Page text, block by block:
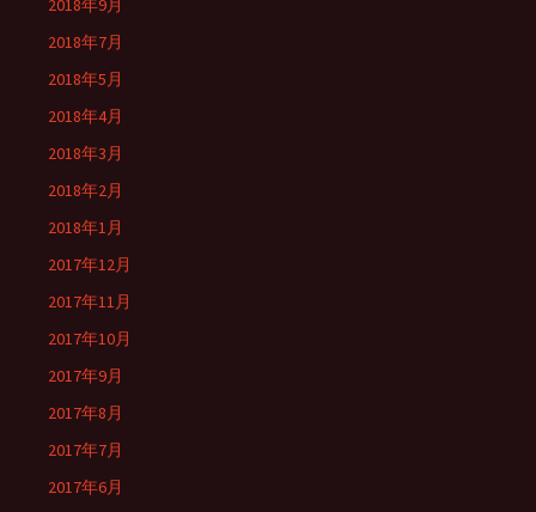
2018年9月
2018年7月
2018年5月
2018年4月
2018年3月
2018年2月
2018年1月
2017年12月
2017年11月
2017年10月
2017年9月
2017年8月
2017年7月
2017年6月